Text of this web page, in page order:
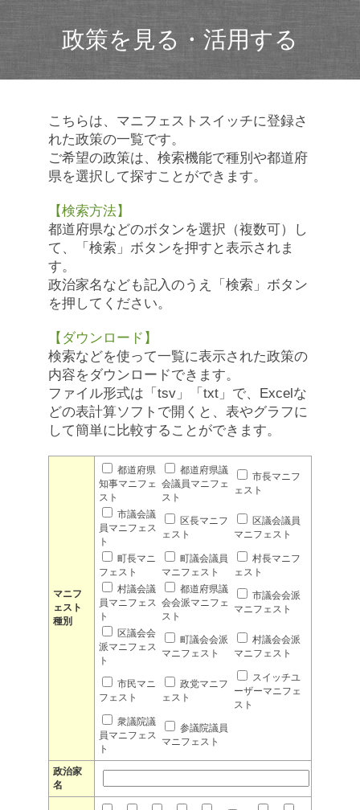
政策を見る・活用する
こちらは、マニフェストスイッチに登録さ
れた政策の一覧です。
ご希望の政策は、検索機能で種別や都道府
県を選択して探すことができます。
【検索方法】
都道府県などのボタンを選択（複数可）し
て、「検索」ボタンを押すと表示されま
す。
政治家名なども記入のうえ「検索」ボタン
を押してください。
【ダウンロード】
検索などを使って一覧に表示された政策の
内容をダウンロードできます。
ファイル形式は「tsv」「txt」で、Excelな
どの表計算ソフトで開くと、表やグラフに
して簡単に比較することができます。
マニフ
ェスト
種別
都道府県
知事マニフェ
スト
都道府県議
会議員マニフェ
スト
市長マニフ
ェスト
市議会議
員マニフェス
ト
区長マニフ
ェスト
区議会議員
マニフェスト
町長マニ
フェスト
町議会議員
マニフェスト
村長マニフ
ェスト
村議会議
員マニフェス
ト
都道府県議
会会派マニフェ
スト
市議会会派
マニフェスト
区議会会
派マニフェス
ト
町議会会派
マニフェスト
村議会会派
マニフェスト
市民マニ
フェスト
政党マニフ
ェスト
スイッチユ
ーザーマニフェ
スト
衆議院議
員マニフェス
ト
参議院議員
マニフェスト
政治家
名